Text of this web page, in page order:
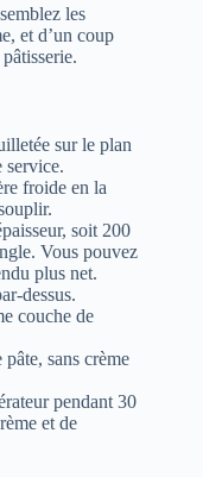
les
et d’un coup
sur le plan
service.
froide en la
soit 200
Vous pouvez
plus net.
dessus.
couche de
sans crème
pendant 30
et de